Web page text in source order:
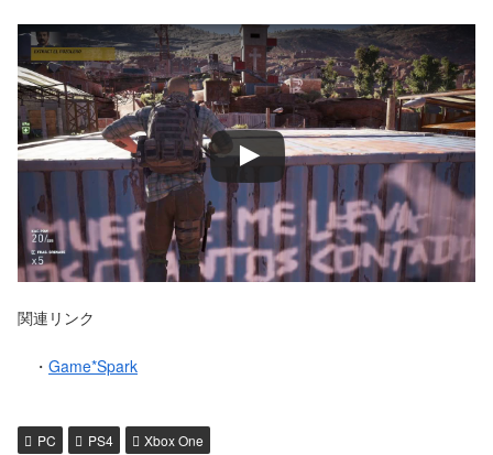
関連リンク
・ Game*Spark
PC PS4 Xbox One